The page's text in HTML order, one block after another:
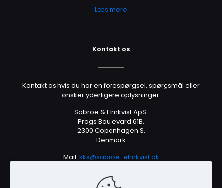
Læs mere
Kontakt os
Kontakt os hvis du har en forespørgsel, spørgsmål eller
ønsker yderligere oplysninger:
Sabroe & Elmkvist ApS.
Prags Boulevard 61B.
2300 Copenhagen S.
Denmark
Mail: kks@sabroe-elmkvist.dk
VAT No. DK40638385